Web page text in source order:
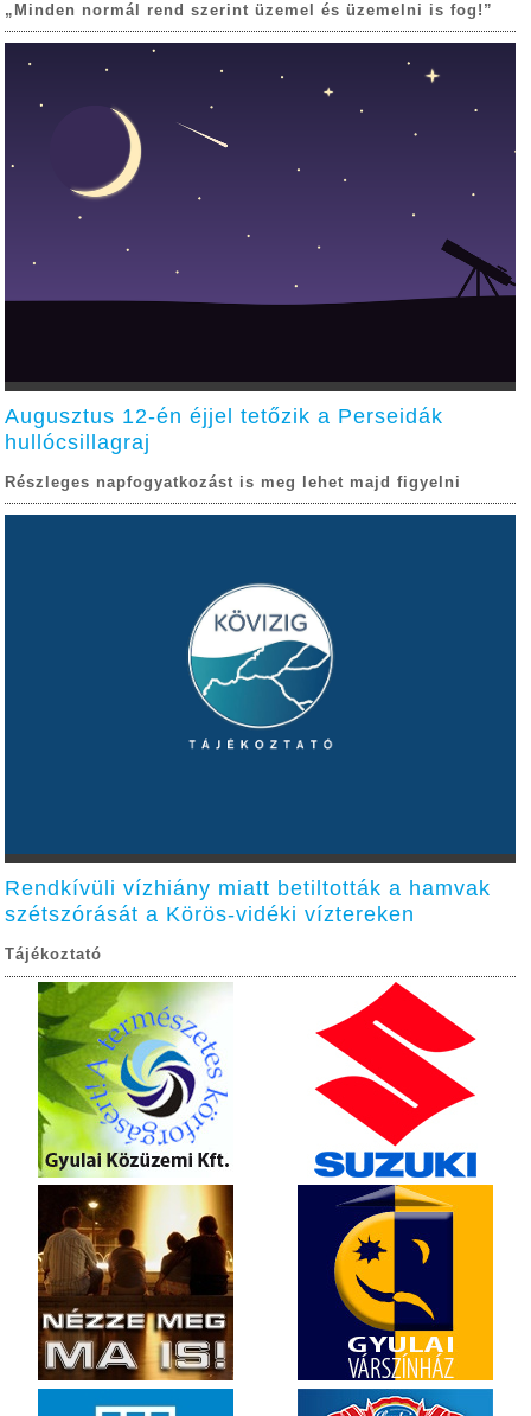
„Minden normál rend szerint üzemel és üzemelni is fog!”
Augusztus 12-én éjjel tetőzik a Perseidák
hullócsillagraj
Részleges napfogyatkozást is meg lehet majd figyelni
Rendkívüli vízhiány miatt betiltották a hamvak
szétszórását a Körös-vidéki víztereken
Tájékoztató